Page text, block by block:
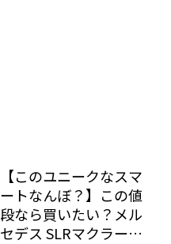
【このユニークなスマ
ートなんぼ？】この値
段なら買いたい？メル
セデス SLRマクラーレ